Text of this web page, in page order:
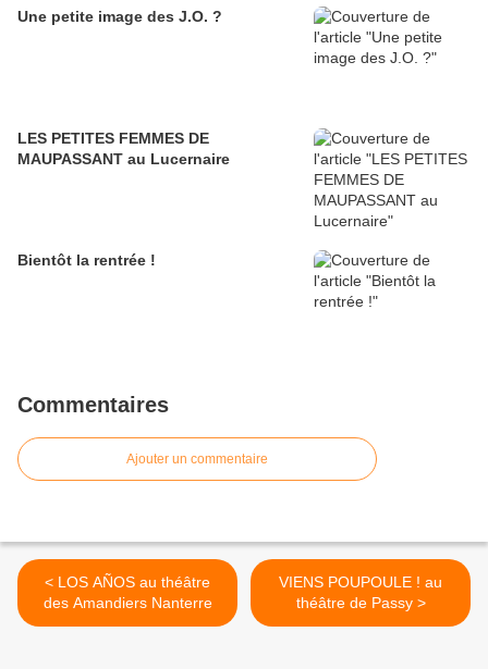
Une petite image des J.O. ?
LES PETITES FEMMES DE
MAUPASSANT au Lucernaire
Bientôt la rentrée !
Commentaires
Ajouter un commentaire
< LOS AÑOS au théâtre
des Amandiers Nanterre
VIENS POUPOULE ! au
théâtre de Passy >